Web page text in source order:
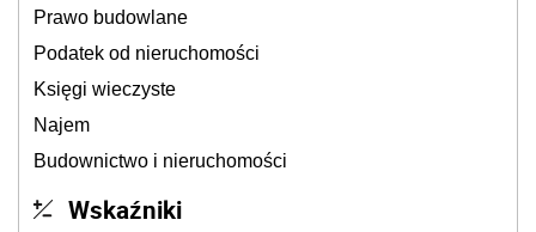
Prawo budowlane
Podatek od nieruchomości
Księgi wieczyste
Najem
Budownictwo i nieruchomości
Wskaźniki